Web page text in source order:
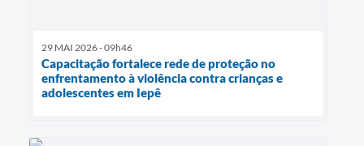
29 MAI 2026 - 09h46
Capacitação fortalece rede de proteção no
enfrentamento à violência contra crianças e
adolescentes em Iepê